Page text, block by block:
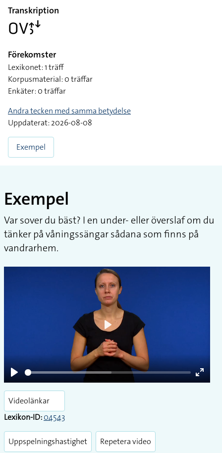
Transkription
􌤆􌤭􌤴􌤶􌦄
Förekomster
Lexikonet: 1 träff
Korpusmaterial: 0 träffar
Enkäter: 0 träffar
Andra tecken med samma betydelse
Uppdaterat: 2026-08-08
Exempel
Exempel
Var sover du bäst? I en under- eller överslaf om du
tänker på våningssängar sådana som finns på
vandrarhem.
Play
Enter
Videolänkar
Lexikon-ID:04543
Uppspelningshastighet Repetera video